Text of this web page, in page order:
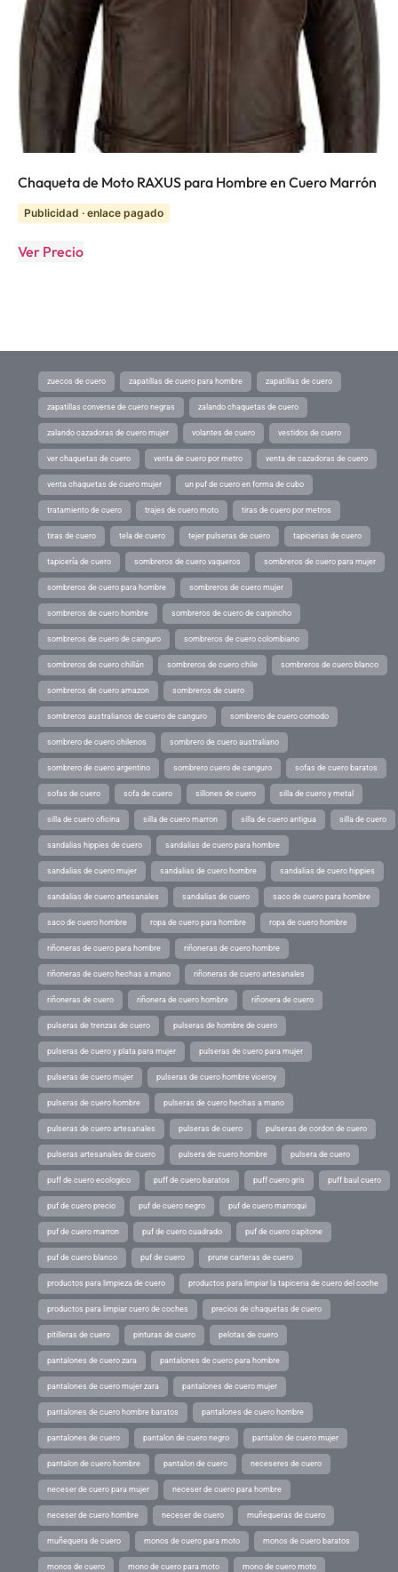
Chaqueta de Moto RAXUS para Hombre en Cuero Marrón
Publicidad · enlace pagado
Ver Precio
zuecos de cuero zapatillas de cuero para hombre zapatillas de cuero
zapatillas converse de cuero negras zalando chaquetas de cuero
zalando cazadoras de cuero mujer volantes de cuero vestidos de cuero
ver chaquetas de cuero venta de cuero por metro venta de cazadoras de cuero
venta chaquetas de cuero mujer un puf de cuero en forma de cubo
tratamiento de cuero trajes de cuero moto tiras de cuero por metros
tiras de cuero tela de cuero tejer pulseras de cuero tapicerias de cuero
tapicería de cuero sombreros de cuero vaqueros sombreros de cuero para mujer
sombreros de cuero para hombre sombreros de cuero mujer
sombreros de cuero hombre sombreros de cuero de carpincho
sombreros de cuero de canguro sombreros de cuero colombiano
sombreros de cuero chillán sombreros de cuero chile sombreros de cuero blanco
sombreros de cuero amazon sombreros de cuero
sombreros australianos de cuero de canguro sombrero de cuero comodo
sombrero de cuero chilenos sombrero de cuero australiano
sombrero de cuero argentino sombrero cuero de canguro sofas de cuero baratos
sofas de cuero sofa de cuero sillones de cuero silla de cuero y metal
silla de cuero oficina silla de cuero marron silla de cuero antigua silla de cuero
sandalias hippies de cuero sandalias de cuero para hombre
sandalias de cuero mujer sandalias de cuero hombre sandalias de cuero hippies
sandalias de cuero artesanales sandalias de cuero saco de cuero para hombre
saco de cuero hombre ropa de cuero para hombre ropa de cuero hombre
riñoneras de cuero para hombre riñoneras de cuero hombre
riñoneras de cuero hechas a mano riñoneras de cuero artesanales
riñoneras de cuero riñonera de cuero hombre riñonera de cuero
pulseras de trenzas de cuero pulseras de hombre de cuero
pulseras de cuero y plata para mujer pulseras de cuero para mujer
pulseras de cuero mujer pulseras de cuero hombre viceroy
pulseras de cuero hombre pulseras de cuero hechas a mano
pulseras de cuero artesanales pulseras de cuero pulseras de cordon de cuero
pulseras artesanales de cuero pulsera de cuero hombre pulsera de cuero
puff de cuero ecologico puff de cuero baratos puff cuero gris puff baul cuero
puf de cuero precio puf de cuero negro puf de cuero marroqui
puf de cuero marron puf de cuero cuadrado puf de cuero capitone
puf de cuero blanco puf de cuero prune carteras de cuero
productos para limpieza de cuero productos para limpiar la tapiceria de cuero del coche
productos para limpiar cuero de coches precios de chaquetas de cuero
pitilleras de cuero pinturas de cuero pelotas de cuero
pantalones de cuero zara pantalones de cuero para hombre
pantalones de cuero mujer zara pantalones de cuero mujer
pantalones de cuero hombre baratos pantalones de cuero hombre
pantalones de cuero pantalon de cuero negro pantalon de cuero mujer
pantalon de cuero hombre pantalon de cuero neceseres de cuero
neceser de cuero para mujer neceser de cuero para hombre
neceser de cuero hombre neceser de cuero muñequeras de cuero
muñequera de cuero monos de cuero para moto monos de cuero baratos
monos de cuero mono de cuero para moto mono de cuero moto